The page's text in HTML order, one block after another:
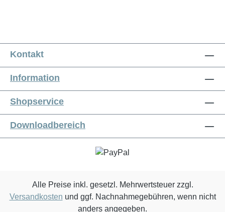
Kontakt
Information
Shopservice
Downloadbereich
Alle Preise inkl. gesetzl. Mehrwertsteuer zzgl.
Versandkosten und ggf. Nachnahmegebühren, wenn nicht
anders angegeben.